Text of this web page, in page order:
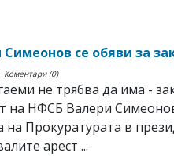
Симеонов се обяви за
Коментари (0)
не трябва да има -
на НФСБ Валери
на Прокуратурата в
арест ...